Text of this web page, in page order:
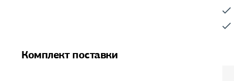
Комплект поставки